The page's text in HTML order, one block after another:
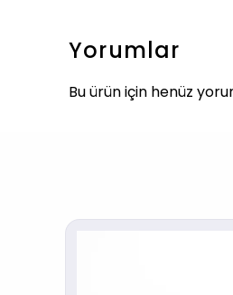
Yorumlar
Bu ürün için henüz